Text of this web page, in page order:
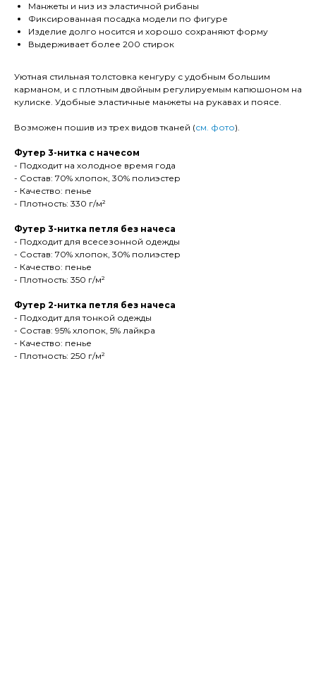
Манжеты и низ из эластичной рибаны
Фиксированная посадка модели по фигуре
Изделие долго носится и хорошо сохраняют форму
Выдерживает более 200 стирок
Уютная стильная толстовка кенгуру с удобным большим
карманом, и с плотным двойным регулируемым капюшоном на
кулиске. Удобные эластичные манжеты на рукавах и поясе.
Возможен пошив из трех видов тканей (см. фото).
Футер 3-нитка с начесом
- Подходит на холодное время года
- Состав: 70% хлопок, 30% полиэстер
- Качество: пенье
- Плотность: 330 г/м²
Футер 3-нитка петля без начеса
- Подходит для всесезонной одежды
- Состав: 70% хлопок, 30% полиэстер
- Качество: пенье
- Плотность: 350 г/м²
Футер 2-нитка петля без начеса
- Подходит для тонкой одежды
- Состав: 95% хлопок, 5% лайкра
- Качество: пенье
- Плотность: 250 г/м²